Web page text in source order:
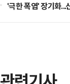
'극한 폭염' 장기화...